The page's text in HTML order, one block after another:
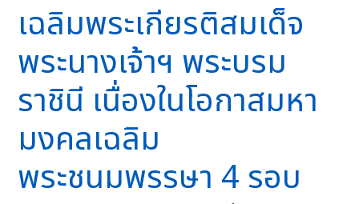
เฉลิมพระเกียรติสมเด็จ
พระนางเจ้าฯ พระบรม
ราชินี เนื่องในโอกาสมหา
มงคลเฉลิม
พระชนมพรรษา 4 รอบ